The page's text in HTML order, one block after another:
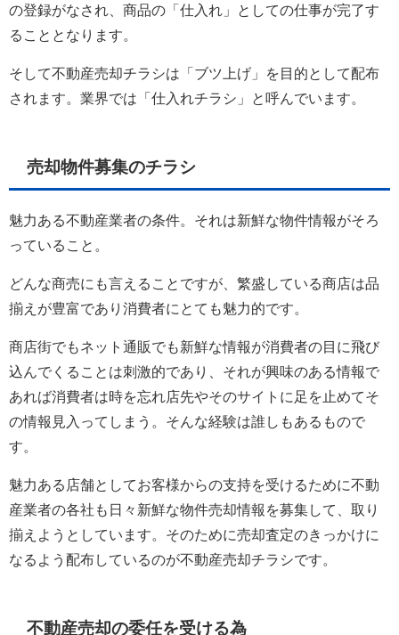
の登録がなされ、商品の「仕入れ」としての仕事が完了す
ることとなります。
そして不動産売却チラシは「ブツ上げ」を目的として配布
されます。業界では「仕入れチラシ」と呼んでいます。
売却物件募集のチラシ
魅力ある不動産業者の条件。それは新鮮な物件情報がそろ
っていること。
どんな商売にも言えることですが、繁盛している商店は品
揃えが豊富であり消費者にとても魅力的です。
商店街でもネット通販でも新鮮な情報が消費者の目に飛び
込んでくることは刺激的であり、それが興味のある情報で
あれば消費者は時を忘れ店先やそのサイトに足を止めてそ
の情報見入ってしまう。そんな経験は誰しもあるもので
す。
魅力ある店舗としてお客様からの支持を受けるために不動
産業者の各社も日々新鮮な物件売却情報を募集して、取り
揃えようとしています。そのために売却査定のきっかけに
なるよう配布しているのが不動産売却チラシです。
不動産売却の委任を受ける為